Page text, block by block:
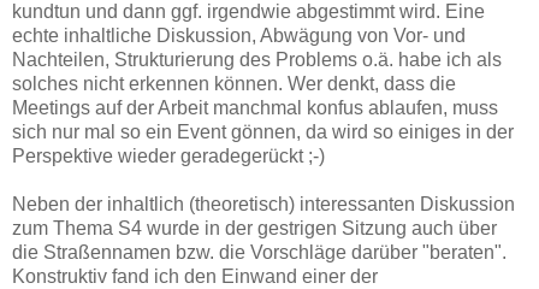
kundtun und dann ggf. irgendwie abgestimmt wird. Eine
echte inhaltliche Diskussion, Abwägung von Vor- und
Nachteilen, Strukturierung des Problems o.ä. habe ich als
solches nicht erkennen können. Wer denkt, dass die
Meetings auf der Arbeit manchmal konfus ablaufen, muss
sich nur mal so ein Event gönnen, da wird so einiges in der
Perspektive wieder geradegerückt ;-)
Neben der inhaltlich (theoretisch) interessanten Diskussion
zum Thema S4 wurde in der gestrigen Sitzung auch über
die Straßennamen bzw. die Vorschläge darüber "beraten".
Konstruktiv fand ich den Einwand einer der